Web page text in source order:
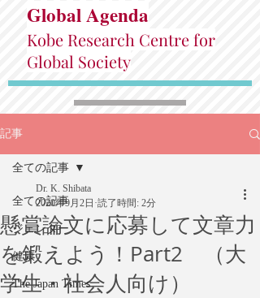
Global Agenda
Kobe Research Centre for
Global Society
記事
全ての記事
ジェンダー
健康
The Japan Times
全ての記事
懸賞論文に応募して文章力
を鍛えよう！Part2 （大
学生・社会人向け）
Dr. K. Shibata
2020年9月2日 読了時間: 2分